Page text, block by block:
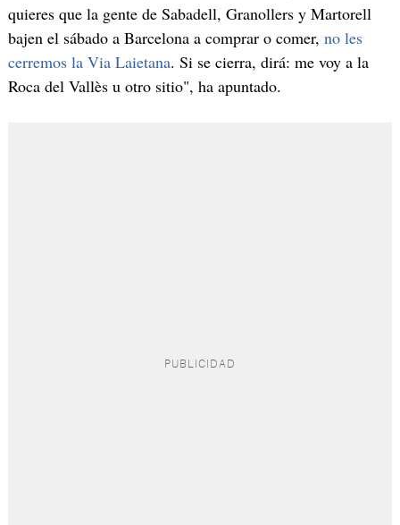
quieres que la gente de Sabadell, Granollers y Martorell
bajen el sábado a Barcelona a comprar o comer, no les
cerremos la Via Laietana. Si se cierra, dirá: me voy a la
Roca del Vallès u otro sitio", ha apuntado.